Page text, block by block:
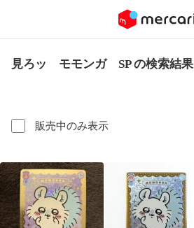
見ろッ モモンガ SP の検索結果
販売中のみ表示